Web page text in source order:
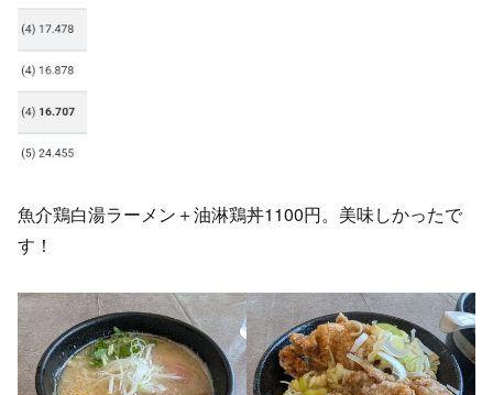
魚介鶏白湯ラーメン＋油淋鶏丼1100円。美味しかったで
す！